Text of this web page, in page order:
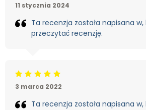
11 stycznia 2024
Ta recenzja została napisana w,
przeczytać recenzję.
Beoordeling: 5/5
3 marca 2022
Ta recenzja została napisana w,